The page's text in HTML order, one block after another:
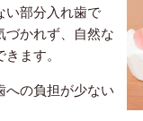
い部分入れ歯で
づかれず、自然な
ます。
への負担が少ない